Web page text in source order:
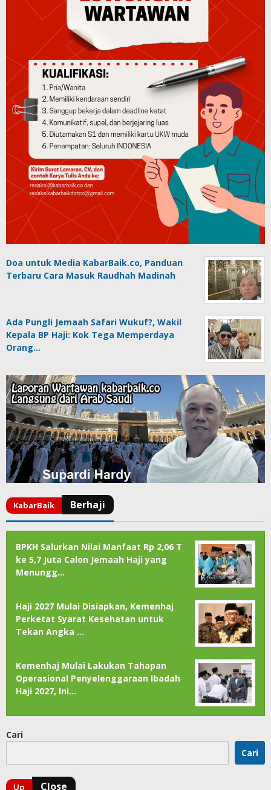
Doa untuk Media KabarBaik.co, Panduan
Terbaru Cara Masuk Raudhah Madinah
Ada Pungli Jemaah Safari Wukuf?, Wakil
Kepala BP Haji: Kok Tega Memperdaya
Orang…
BPKH Salurkan Nilai Manfaat Rp 2,06 T
ke 5,7 Juta Calon Jemaah Haji yang
Menungg…
Haji 2027 Mulai Disiapkan, Kemenhaj
Perketat Syarat Kesehatan untuk
Tekan Angka …
Kemenhaj Mulai Lakukan Tahapan
Operasional Penyelenggaraan Ibadah
Haji 2027, Ini…
Cari
Cari